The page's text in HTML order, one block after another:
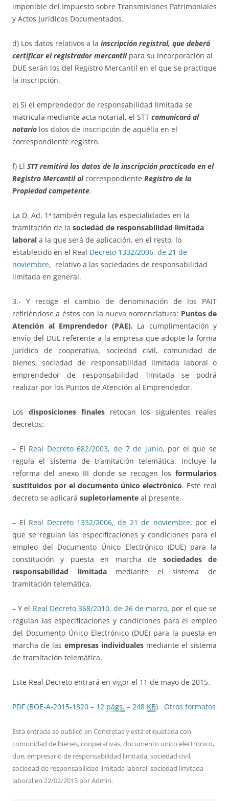
imponible del Impuesto sobre Transmisiones Patrimoniales
y Actos Jurídicos Documentados.
d) Los datos relativos a la inscripción registral, que deberá
certificar el registrador mercantil para su incorporación al
DUE serán los del Registro Mercantil en el que se practique
la inscripción.
e) Si el emprendedor de responsabilidad limitada se
matricula mediante acta notarial, el STT comunicará al
notario los datos de inscripción de aquélla en el
correspondiente registro.
f) El STT remitirá los datos de la inscripción practicada en el
Registro Mercantil alcorrespondiente Registro de la
Propiedad competente.
La D. Ad. 1ª también regula las especialidades en la
tramitación de la sociedad de responsabilidad limitada
laboral a la que será de aplicación, en el resto, lo
establecido en el Real Decreto 1332/2006, de 21 de
noviembre, relativo a las sociedades de responsabilidad
limitada en general.
3.- Y recoge el cambio de denominación de los PAIT
refiriéndose a éstos con la nueva nomenclatura: Puntos de
Atención al Emprendedor (PAE). La cumplimentación y
envío del DUE referente a la empresa que adopte la forma
jurídica de cooperativa, sociedad civil, comunidad de
bienes, sociedad de responsabilidad limitada laboral o
emprendedor de responsabilidad limitada se podrá
realizar por los Puntos de Atención al Emprendedor.
Los disposiciones finalesretocan los siguientes reales
decretos:
– El Real Decreto 682/2003, de 7 de junio, por el que se
regula el sistema de tramitación telemática. Incluye la
reforma del anexo III donde se recogen los formularios
sustituidos por el documento único electrónico. Este real
decreto se aplicará supletoriamente al presente.
– El Real Decreto 1332/2006, de 21 de noviembre, por el
que se regulan las especificaciones y condiciones para el
empleo del Documento Único Electrónico (DUE) para la
constitución y puesta en marcha de sociedades de
responsabilidad limitadamediante el sistema de
tramitación telemática,
– Y el Real Decreto 368/2010, de 26 de marzo, por el que se
regulan las especificaciones y condiciones para el empleo
del Documento Único Electrónico (DUE) para la puesta en
marcha de las empresas individuales mediante el sistema
de tramitación telemática.
Este Real Decreto entrará en vigor el 11 de mayo de 2015.
PDF (BOE-A-2015-1320 – 12 págs. – 248 KB) Otros formatos
Esta entrada se publicó en Concretasy está etiquetada con
comunidad de bienes,cooperativas,documento unico electronico,
due,empresario de responsabilidad limitada,sociedad civil,
sociedad de responsabilidad limitada laboral,sociedad limitada
laboralen 22/02/2015 porAdmin.